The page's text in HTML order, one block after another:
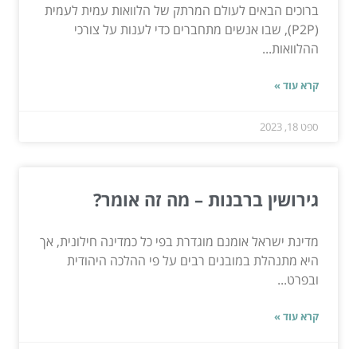
ברוכים הבאים לעולם המרתק של הלוואות עמית לעמית
(P2P), שבו אנשים מתחברים כדי לענות על צורכי
ההלוואות...
קרא עוד »
ספט 18, 2023
גירושין ברבנות – מה זה אומר?
מדינת ישראל אומנם מוגדרת בפי כל כמדינה חילונית, אך
היא מתנהלת במובנים רבים על פי ההלכה היהודית
ובפרט...
קרא עוד »